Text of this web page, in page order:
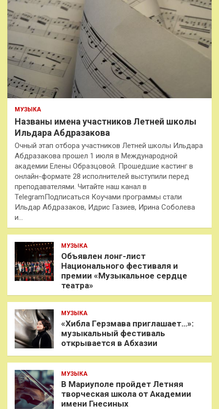
МУЗЫКА
Названы имена участников Летней школы
Ильдара Абдразакова
Очный этап отбора участников Летней школы Ильдара
Абдразакова прошел 1 июля в Международной
академии Елены Образцовой. Прошедшие кастинг в
онлайн-формате 28 исполнителей выступили перед
преподавателями. Читайте наш канал в
TelegramПодписаться Коучами программы стали
Ильдар Абдразаков, Идрис Газиев, Ирина Соболева
и…
МУЗЫКА
Объявлен лонг-лист
Национального фестиваля и
премии «Музыкальное сердце
театра»
МУЗЫКА
«Хибла Герзмава приглашает…»:
музыкальный фестиваль
открывается в Абхазии
МУЗЫКА
В Мариуполе пройдет Летняя
творческая школа от Академии
имени Гнесиных